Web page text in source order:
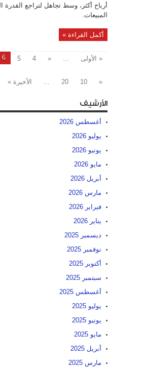
أرباح أكثر، وسط تجاهل لتراجع
المبيعات.
أكمل القراءة »
« الأولى ...
«
4
5
6
»
10
20
... الأخيرة »
الأرشيف
أغسطس 2026
يوليو 2026
يونيو 2026
مايو 2026
أبريل 2026
مارس 2026
فبراير 2026
يناير 2026
ديسمبر 2025
نوفمبر 2025
أكتوبر 2025
سبتمبر 2025
أغسطس 2025
يوليو 2025
يونيو 2025
مايو 2025
أبريل 2025
مارس 2025